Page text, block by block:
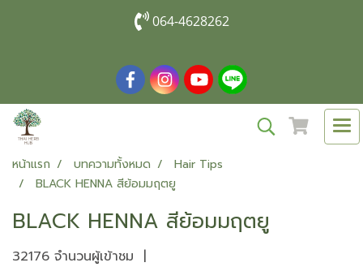
064-4628262
หน้าแรก บทความทั้งหมด
Hair Tips
BLACK HENNA สีย้อมมฤตยู
BLACK HENNA สีย้อมมฤตยู
32176 จำนวนผู้เข้าชม |